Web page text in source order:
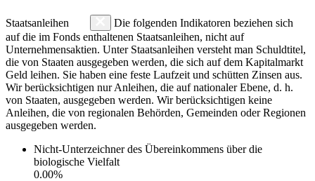
Staatsanleihen
Die folgenden Indikatoren beziehen sich
auf die im Fonds enthaltenen Staatsanleihen, nicht auf
Unternehmensaktien. Unter Staatsanleihen versteht man Schuldtitel,
die von Staaten ausgegeben werden, die sich auf dem Kapitalmarkt
Geld leihen. Sie haben eine feste Laufzeit und schütten Zinsen aus.
Wir berücksichtigen nur Anleihen, die auf nationaler Ebene, d. h.
von Staaten, ausgegeben werden. Wir berücksichtigen keine
Anleihen, die von regionalen Behörden, Gemeinden oder Regionen
ausgegeben werden.
Nicht-Unterzeichner des Übereinkommens über die
biologische Vielfalt
0.00%